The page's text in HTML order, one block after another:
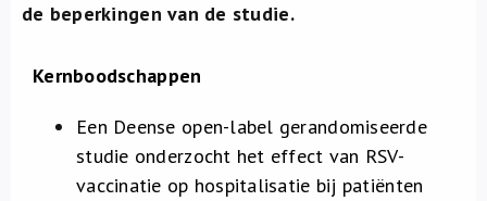
de beperkingen van de studie.
Kernboodschappen
Een Deense open-label gerandomiseerde
studie onderzocht het effect van RSV-
vaccinatie op hospitalisatie bij patiënten